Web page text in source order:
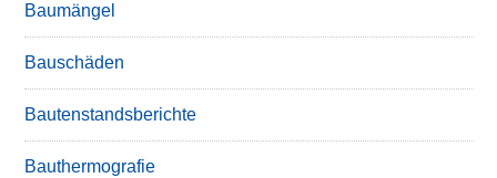
Baumängel
Bauschäden
Bautenstandsberichte
Bauthermografie